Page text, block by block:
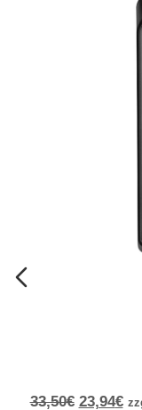
33,50€ 23,94€